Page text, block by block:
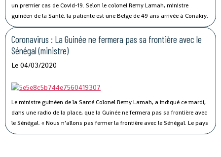
un premier cas de Covid-19. Selon le colonel Remy Lamah, ministre
guinéen de la Santé, la patiente est une Belge de 49 ans arrivée à Conakry,
il y a une semaine. « Elle a été conduite et isolée au Centre de traitement de
Nongo », a-t-il indiqué.
Coronavirus : La Guinée ne fermera pas sa frontière avec le
Sénégal (ministre)
Le 04/03/2020
Le ministre guinéen de la Santé Colonel Remy Lamah, a indiqué ce mardi,
dans une radio de la place, que la Guinée ne fermera pas sa frontière avec
le Sénégal. « Nous n’allons pas fermer la frontière avec le Sénégal. Le pays
est signataire du règlement sanitaire international. Ce n’est pas parce que